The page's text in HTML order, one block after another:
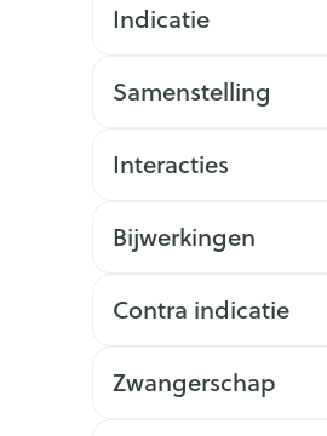
Indicatie
Samenstelling
Interacties
Bijwerkingen
Contra indicatie
Zwangerschap